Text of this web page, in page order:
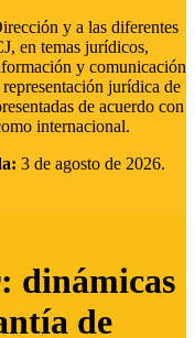
y a las diferentes
en temas jurídicos,
y comunicación
jurídica de
de acuerdo con
internacional.
3 de agosto de 2026.
dinámicas
de